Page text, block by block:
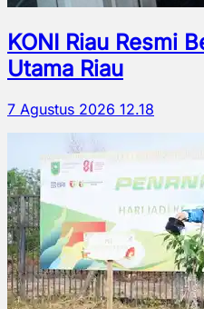
KONI Riau Resmi
Utama Riau
7 Agustus 2026 12.18